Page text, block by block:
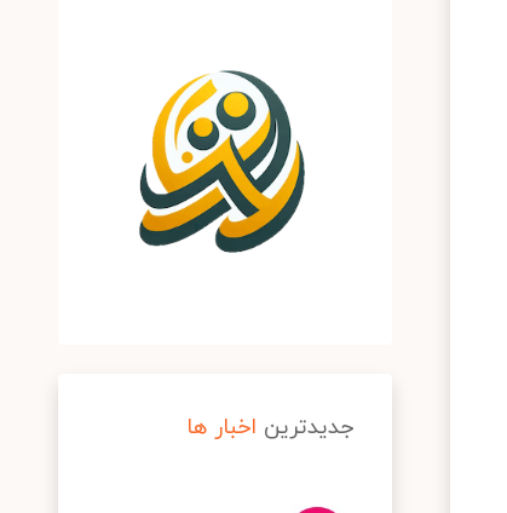
جدیدترین اخبار ها